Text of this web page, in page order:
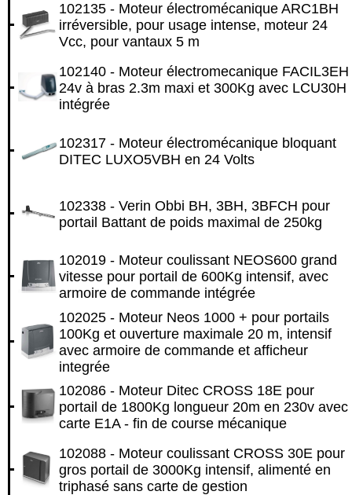
102135 - Moteur électromécanique ARC1BH
irréversible, pour usage intense, moteur 24
Vcc, pour vantaux 5 m
102140 - Moteur électromecanique FACIL3EH
24v à bras 2.3m maxi et 300Kg avec LCU30H
intégrée
102317 - Moteur électromécanique bloquant
DITEC LUXO5VBH en 24 Volts
102338 - Verin Obbi BH, 3BH, 3BFCH pour
portail Battant de poids maximal de 250kg
102019 - Moteur coulissant NEOS600 grand
vitesse pour portail de 600Kg intensif, avec
armoire de commande intégrée
102025 - Moteur Neos 1000 + pour portails
100Kg et ouverture maximale 20 m, intensif
avec armoire de commande et afficheur
integrée
102086 - Moteur Ditec CROSS 18E pour
portail de 1800Kg longueur 20m en 230v avec
carte E1A - fin de course mécanique
102088 - Moteur coulissant CROSS 30E pour
gros portail de 3000Kg intensif, alimenté en
triphasé sans carte de gestion